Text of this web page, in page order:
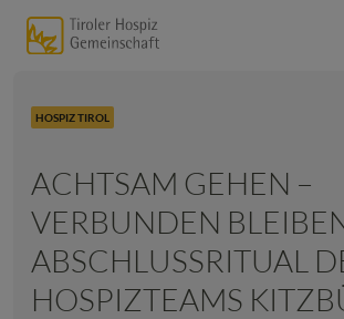
HOSPIZ TIROL
ACHTSAM GEHEN –
VERBUNDEN
ABSCHLUSSRITUAL
HOSPIZTEAMS